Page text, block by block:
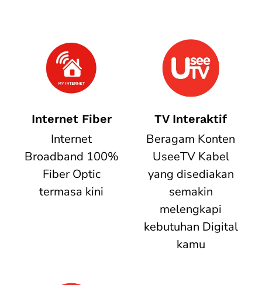
Internet Fiber
Internet
Broadband 100%
Fiber Optic
termasa kini
TV Interaktif
Beragam Konten
UseeTV Kabel
yang disediakan
semakin
melengkapi
kebutuhan Digital
kamu